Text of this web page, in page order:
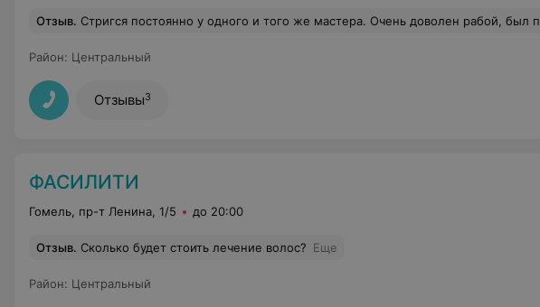
Отзыв. Стригся постоянно у одного и того же мастера. Очень доволен рабой, был постоянным клиентом. В этот раз когда записывался мастер оказался на больничном. Девушка, которая принимала запись по телефону что-то уточнила и сказала,что мастер на следующий день будет, но если не будет, мне позвонят и перепишут на прием на другой день. Значит приезжаю я в салон,а они такие: а она ещё на больничном. Говорю: вы же сказали, что позвоните если что! А они смотрят на меня и предлагают на другой день записаться или сейчас к другому мастеру. Мать вашу, телефон вам зачем? Зачем говорите,что позвоните? Зачем мне другой мастер, если я записывался именно к этому!?
Район: Центральный
Отзывы3
ФАСИЛИТИ
Гомель, пр-т Ленина, 1/5 до 20:00
Отзыв. Сколько будет стоить лечение волос? Еще
Район: Центральный